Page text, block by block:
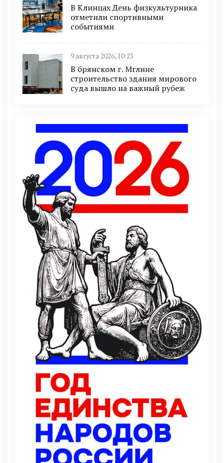
В Клинцах День физкультурника
отметили спортивными
событиями
9 августа 2026, 10:23
В брянском г. Мглине
строительство здания мирового
суда вышло на важный рубеж